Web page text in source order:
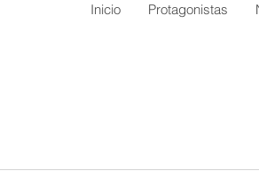
Inicio Protagonistas